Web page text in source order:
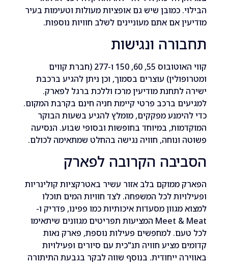
כמובן שיש גם אופציות מעולות וטעימות בעיר
אם אתם מעוניינים לשלב חוויות נוספות.
ונגישות
קווי האוטובוס 55, 60, 150 ו-277 (חברת קווים
עוצרים בסמוך, וכן ניתן להגיע ברכבת
לתחנת מודיעין מרכז וללכת ברגל לפארק.
ברכב פרטי קיימת חניה חינם בקרבת המקום.
מפקקים, מומלץ להגיע בשעות הבוקר
במיוחד בחופשות ובסופי שבוע. הנסיעה
ונוחה, חוויה נגישה בהחלט שמתאימה לכולם.
הקרובה לפארק
ממוקם בלב אזור עשיר באטרקציות קולינריות
לכל המשפחה. לצד חוויות המים תוכלו
מסעדות איכותיות כמו פפינו, פדריק ו-
Meet & Meat המציעות תפריטים מגוונים שיתאימו
למחפשים פעילות נוספת, פארק נאות
מציע חוויה תנ"כית עם סיורים ופעילויות
ייחודית. בנוסף שווה לבקר בגבעת התיתורה